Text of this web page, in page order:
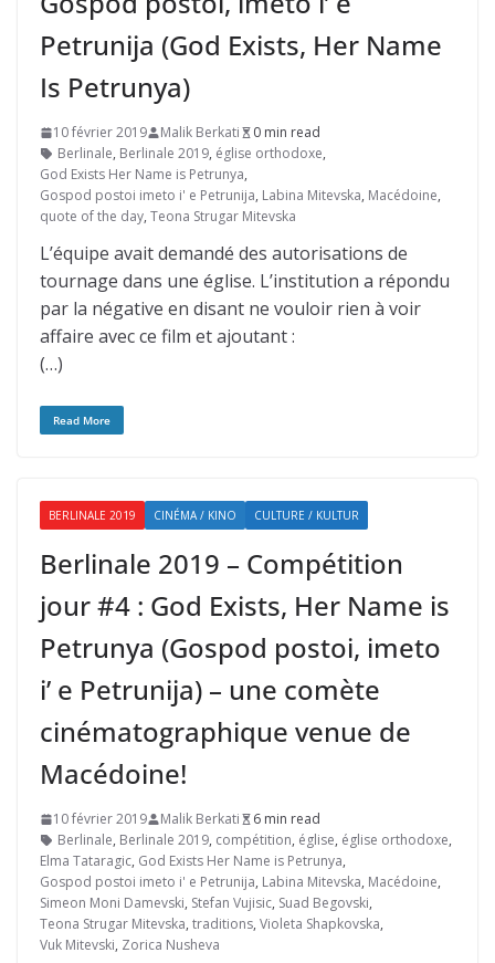
Petrunija (God Exists, Her Name
Is Petrunya)
10 février 2019 Malik Berkati
0 min read
Berlinale, Berlinale 2019, église orthodoxe,
God Exists Her Name is Petrunya,
Gospod postoi imeto i' e Petrunija, Labina Mitevska, Macédoine,
quote of the day, Teona Strugar Mitevska
L’équipe avait demandé des autorisations de
tournage dans une église. L’institution a répondu
par la négative en disant ne vouloir rien à voir
affaire avec ce film et ajoutant :
(…)
Read More
BERLINALE 2019 CINÉMA / KINO CULTURE / KULTUR
Berlinale 2019 – Compétition
jour #4 : God Exists, Her Name is
Petrunya (Gospod postoi, imeto
i’ e Petrunija) – une comète
cinématographique venue de
Macédoine!
10 février 2019 Malik Berkati
6 min read
Berlinale, Berlinale 2019, compétition, église, église orthodoxe,
Elma Tataragic, God Exists Her Name is Petrunya,
Gospod postoi imeto i' e Petrunija, Labina Mitevska, Macédoine,
Simeon Moni Damevski, Stefan Vujisic, Suad Begovski,
Teona Strugar Mitevska, traditions, Violeta Shapkovska,
Vuk Mitevski, Zorica Nusheva